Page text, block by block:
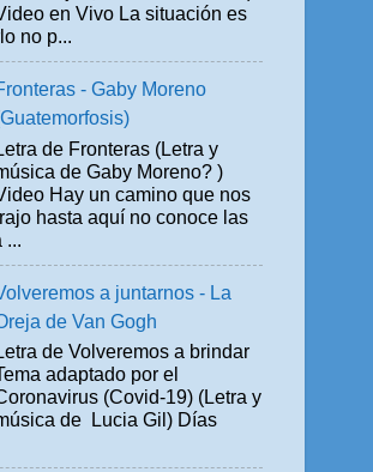
en Vivo La situación es
no p...
- Gaby Moreno
de Fronteras (Letra y
de Gaby Moreno? )
Hay un camino que nos
hasta aquí no conoce las
...
a juntarnos - La
de Van Gogh
de Volveremos a brindar
adaptado por el
(Covid-19) (Letra y
de Lucia Gil) Días